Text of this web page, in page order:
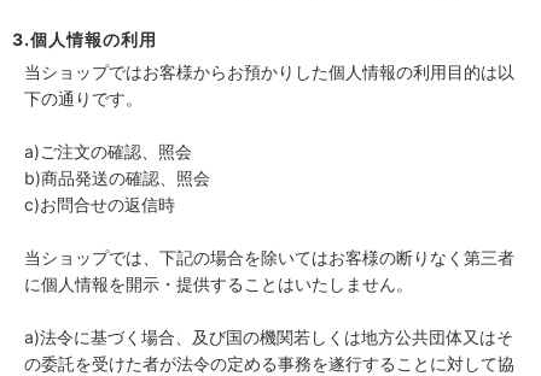
3.個人情報の利用
当ショップではお客様からお預かりした個人情報の利用目的は以
下の通りです。
a)ご注文の確認、照会
b)商品発送の確認、照会
c)お問合せの返信時
当ショップでは、下記の場合を除いてはお客様の断りなく第三者
に個人情報を開示・提供することはいたしません。
a)法令に基づく場合、及び国の機関若しくは地方公共団体又はそ
の委託を受けた者が法令の定める事務を遂行することに対して協